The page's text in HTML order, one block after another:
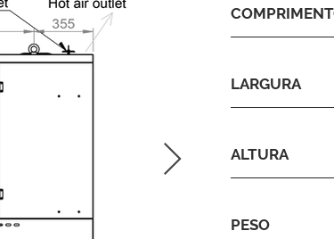
LARGURA
ALTURA
PESO